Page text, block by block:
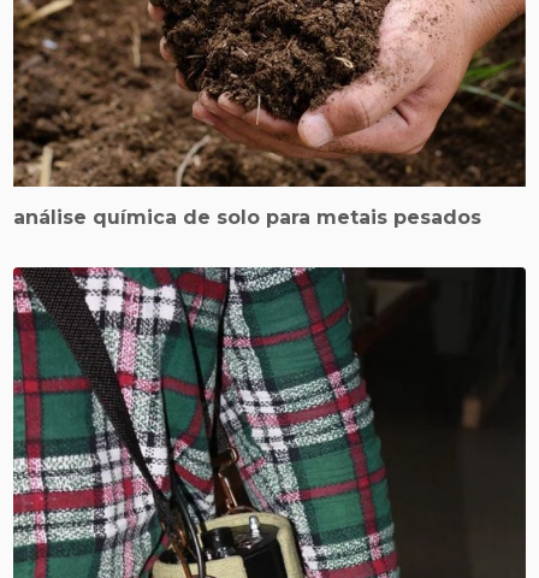
análise química de solo para metais pesados